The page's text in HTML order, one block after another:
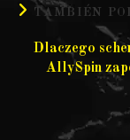
TAMBIÉN
Dlaczego
AllySpin